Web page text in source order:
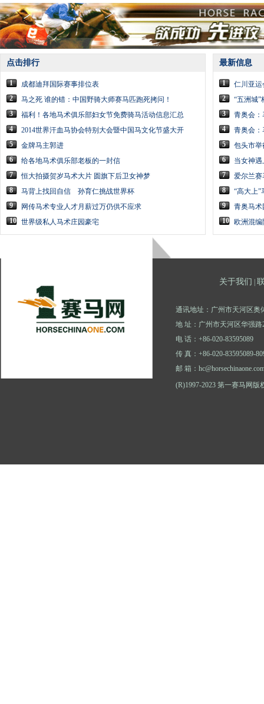
点击排行
1
成都迪拜国际赛事排位表
2
马之死 谁的错：中国野骑大师赛马匹跑死拷问！
3
福利！各地马术俱乐部妇女节免费骑马活动信息汇总
4
2014世界汗血马协会特别大会暨中国马文化节盛大开
5
金牌马主郭进
6
给各地马术俱乐部老板的一封信
7
恒大拍摄贺岁马术大片 圆旗下后卫女神梦
8
马背上找回自信 孙育仁挑战世界杯
9
网传马术专业人才月薪过万仍供不应求
10 世界级私人马术庄园豪宅
最新信息
1
仁川亚
2
“五洲城”
3
青奥会：
4
青奥会：
5
包头市举
6
当女神
7
爱尔兰赛
8
“高大上”
9
青奥马术
10
欧洲混
关于我们
通讯地址：广州市天河区奥
地 址：广州市天河区华强路
电 话：+86-020-83595089
传 真：+86-020-83595089-
邮 箱：
(R)1997-2023 第一赛马网版